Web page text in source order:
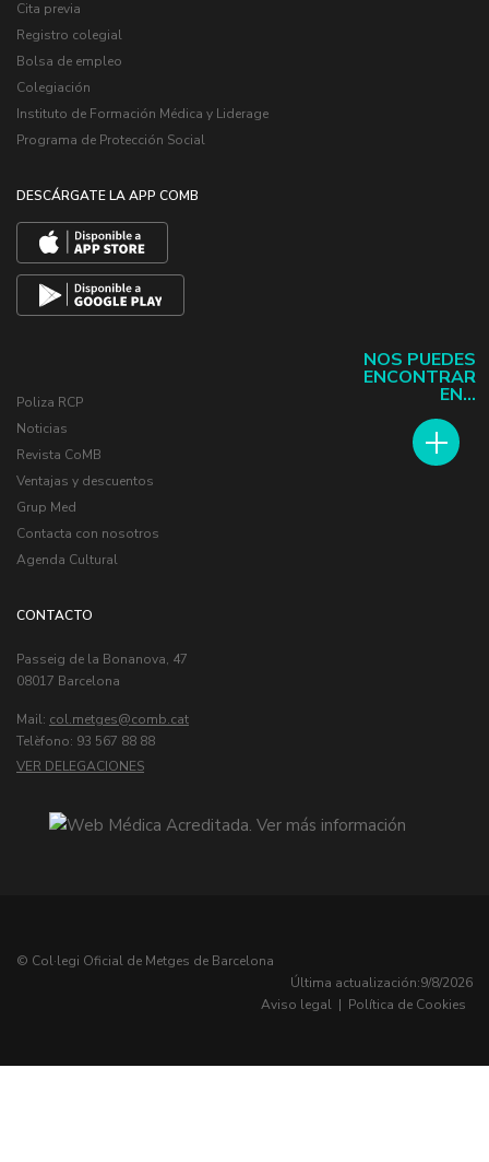
NOS PUEDES
ENCONTRAR
EN...
Cita previa
Registro colegial
Bolsa de empleo
Colegiación
Instituto de Formación Médica y Liderage
Programa de Protección Social
DESCÁRGATE LA APP COMB
Poliza RCP
Noticias
Revista CoMB
Ventajas y descuentos
Grup Med
Contacta con nosotros
Agenda Cultural
CONTACTO
Passeig de la Bonanova, 47
08017 Barcelona
Mail: col.metges
Telèfono: 93 567 88 88
VER DELEGACIONES
© Col·legi Oficial de Metges de Barcelona
Última actualización:9/8/2026
Aviso legal | Política de Cookies